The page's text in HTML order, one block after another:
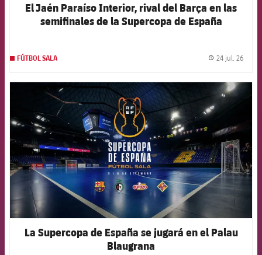
El Jaén Paraíso Interior, rival del Barça en las
semifinales de la Supercopa de España
FÚTBOL SALA 24 jul. 26
FCB Barcelona badge
La Supercopa de España se jugará en el Palau
Blaugrana